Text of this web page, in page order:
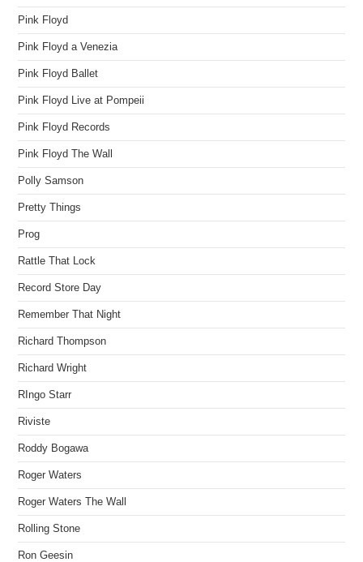
Pink Floyd
Pink Floyd a Venezia
Pink Floyd Ballet
Pink Floyd Live at Pompeii
Pink Floyd Records
Pink Floyd The Wall
Polly Samson
Pretty Things
Prog
Rattle That Lock
Record Store Day
Remember That Night
Richard Thompson
Richard Wright
RIngo Starr
Riviste
Roddy Bogawa
Roger Waters
Roger Waters The Wall
Rolling Stone
Ron Geesin